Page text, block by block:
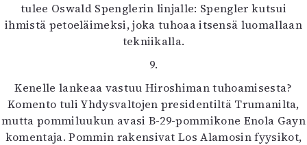
tulee Oswald Spenglerin linjalle: Spengler kutsui
ihmistä petoeläimeksi, joka tuhoaa itsensä luomallaan
tekniikalla.
9.
Kenelle lankeaa vastuu Hiroshiman tuhoamisesta?
Komento tuli Yhdysvaltojen presidentiltä Trumanilta,
mutta pommiluukun avasi B-29-pommikone Enola Gayn
komentaja. Pommin rakensivat Los Alamosin fyysikot,